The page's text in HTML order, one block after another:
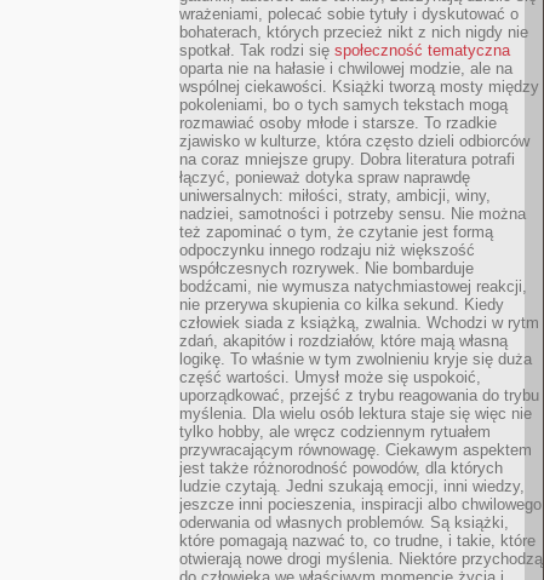
wrażeniami, polecać sobie tytuły i dyskutować o
bohaterach, których przecież nikt z nich nigdy nie
spotkał. Tak rodzi się społeczność tematyczna
oparta nie na hałasie i chwilowej modzie, ale na
wspólnej ciekawości. Książki tworzą mosty między
pokoleniami, bo o tych samych tekstach mogą
rozmawiać osoby młode i starsze. To rzadkie
zjawisko w kulturze, która często dzieli odbiorców
na coraz mniejsze grupy. Dobra literatura potrafi
łączyć, ponieważ dotyka spraw naprawdę
uniwersalnych: miłości, straty, ambicji, winy,
nadziei, samotności i potrzeby sensu. Nie można
też zapominać o tym, że czytanie jest formą
odpoczynku innego rodzaju niż większość
współczesnych rozrywek. Nie bombarduje
bodźcami, nie wymusza natychmiastowej reakcji,
nie przerywa skupienia co kilka sekund. Kiedy
człowiek siada z książką, zwalnia. Wchodzi w rytm
zdań, akapitów i rozdziałów, które mają własną
logikę. To właśnie w tym zwolnieniu kryje się duża
część wartości. Umysł może się uspokoić,
uporządkować, przejść z trybu reagowania do trybu
myślenia. Dla wielu osób lektura staje się więc nie
tylko hobby, ale wręcz codziennym rytuałem
przywracającym równowagę. Ciekawym aspektem
jest także różnorodność powodów, dla których
ludzie czytają. Jedni szukają emocji, inni wiedzy,
jeszcze inni pocieszenia, inspiracji albo chwilowego
oderwania od własnych problemów. Są książki,
które pomagają nazwać to, co trudne, i takie, które
otwierają nowe drogi myślenia. Niektóre przychodzą